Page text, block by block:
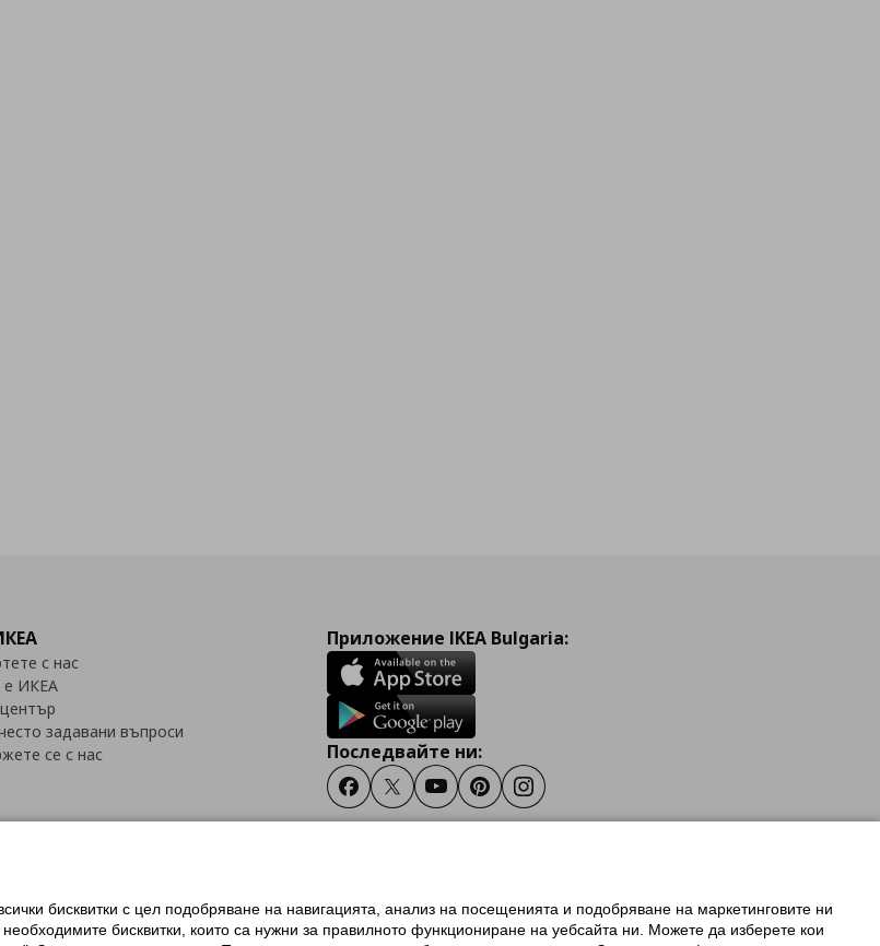
с нас
е ИКЕА
задавани въпроси
се с нас
Приложение IKEA Bulgaria:
Последвайте ни:
FacebookTwitterYoutubePinterestInstagram
на настройки за използване на бисквиткиУсловия за ползване на ikea.bg
бисквитки с цел подобряване на навигацията, анализ на посещенията и подобряване на маркетинговите ни
бисквитки, които са нужни за правилното функциониране на уебсайта ни. Можете да изберете кои